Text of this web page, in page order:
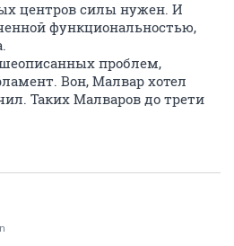
центров силы нужен. И
функциональностью,
проблем,
Вон, Малвар хотел
Таких Малваров до трети